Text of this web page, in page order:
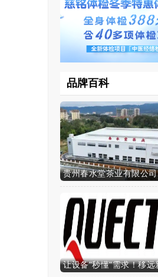
品牌百科
贵州春水堂茶业有限公司